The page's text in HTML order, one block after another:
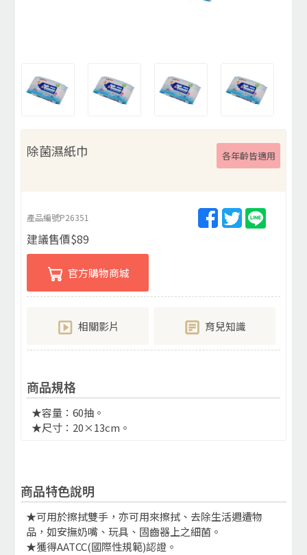
除菌濕紙巾 各年齡皆適用
產品編號P26351
建議售價$89
官方購物商城
相關影片 育兒知識
商品規格
★容量：60抽。
★尺寸：20×13cm。
商品特色說明
★可用於擦拭雙手，亦可用來擦拭、去除生活週遭物
品，如安撫奶嘴、玩具、固齒器上之細菌。
★獲得AATCC(國際性規範)認證。